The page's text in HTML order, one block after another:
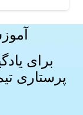
برای
پرستاری